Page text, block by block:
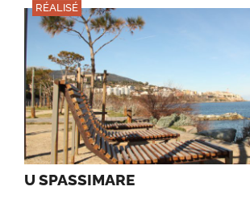
RÉALISÉ
U SPASSIMARE